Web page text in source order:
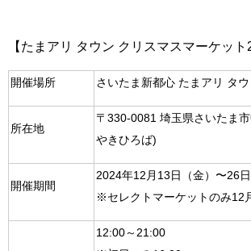
【たまアリ タウン クリスマスマーケット
開催場所 さいたま新都心 たまアリ タ
所在地
〒330-0081 埼玉県さいたま
やきひろば)
開催期間
2024年12月13日（金）〜26日
※セレクトマーケットのみ12
12:00～21:00